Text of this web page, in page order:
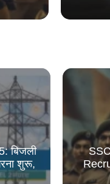
बिजली
शुरू,